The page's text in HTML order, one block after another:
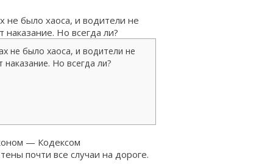
не было хаоса, и водители не
наказание. Но всегда ли?
не было хаоса, и водители не
Но всегда ли?
— Кодексом
почти все случаи на дороге.